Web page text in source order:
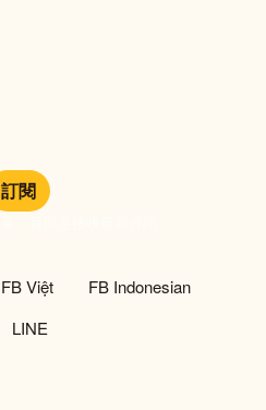
訂閱
FB Việt
FB Indonesian
LINE